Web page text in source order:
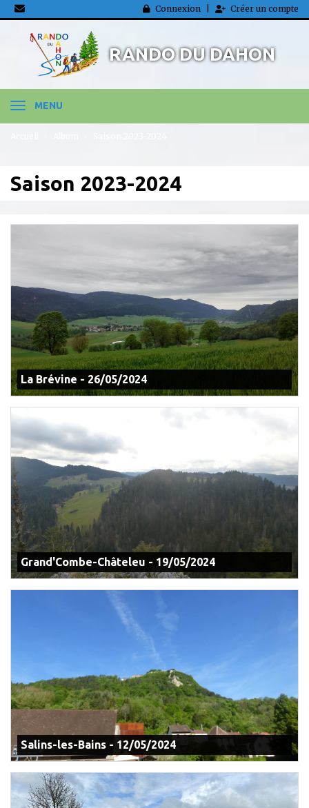
Connexion Créer un compte
RANDO DU DAHON
MENU
Saison 2023-2024
La Brévine - 26/05/2024
Grand'Combe-Châteleu - 19/05/2024
Salins-les-Bains - 12/05/2024
Panneau de gestion des cookies